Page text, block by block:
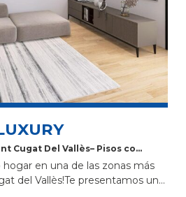
Cugat Del Vallès– Pisos con
en una de las zonas más
del Vallès!Te presentamos una